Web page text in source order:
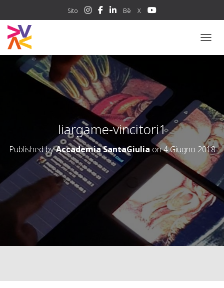
Sito Bē X
liargame-vincitori1
Published byAccademia SantaGiulia on4 Giugno 2018